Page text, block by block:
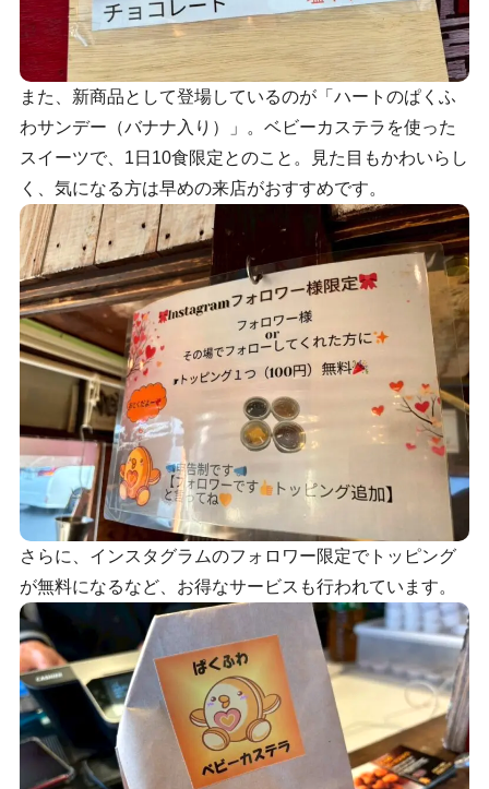
また、新商品として登場しているのが「ハートのぱくふ
わサンデー（バナナ入り）」。ベビーカステラを使った
スイーツで、1日10食限定とのこと。見た目もかわいらし
く、気になる方は早めの来店がおすすめです。
さらに、インスタグラムのフォロワー限定でトッピング
が無料になるなど、お得なサービスも行われています。